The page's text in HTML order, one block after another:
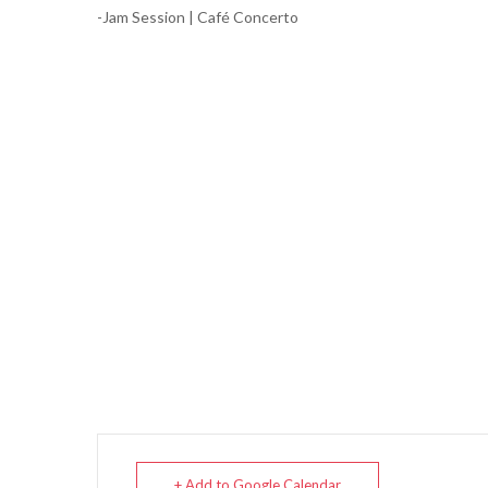
-Jam Session | Café Concerto